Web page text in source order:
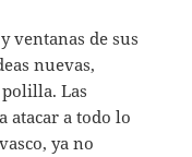
ventanas de sus
nuevas,
Las
atacar a todo lo
ya no